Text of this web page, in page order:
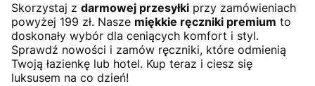
Skorzystaj z darmowej przesyłki przy zamówieniach
powyżej 199 zł. Nasze miękkie ręczniki premium to
doskonały wybór dla ceniących komfort i styl.
Sprawdź nowości i zamów ręczniki, które odmienią
Twoją łazienkę lub hotel. Kup teraz i ciesz się
luksusem na co dzień!